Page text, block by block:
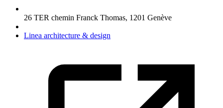
26 TER chemin Franck Thomas, 1201 Genève
Linea architecture & design